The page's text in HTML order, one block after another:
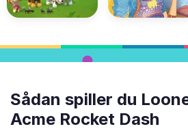
Sådan spiller du
Acme Rocket Dash